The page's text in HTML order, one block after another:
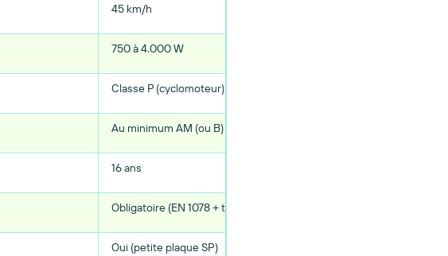
45 km/h
750 à 4.000 W
Classe P (cyclomoteur)
Au minimum AM (ou B)
16 ans
Obligatoire (EN 1078 + tempes/arrière de la tête ou NTA 8776)
Oui (petite plaque SP)